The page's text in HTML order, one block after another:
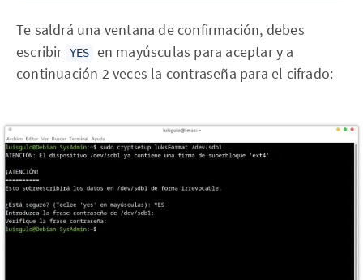
Te saldrá una ventana de confirmación, debes
escribir YES
en mayúsculas para aceptar y a
continuación 2 veces la contraseña para el cifrado: